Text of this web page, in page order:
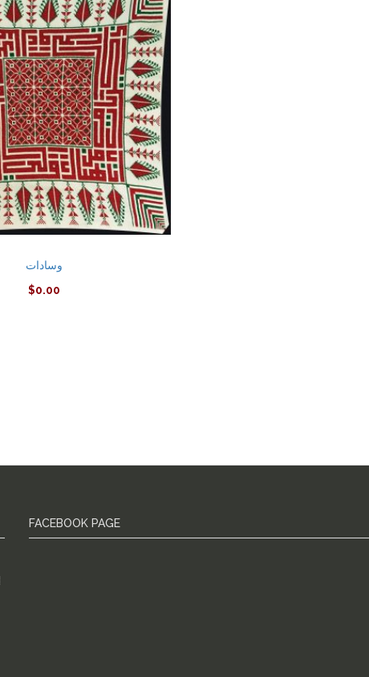
وسادات
$0.00
FACEBOOK PAGE